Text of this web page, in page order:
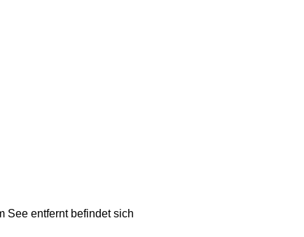
See entfernt befindet sich